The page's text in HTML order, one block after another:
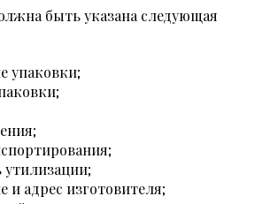
быть указана следующая
упаковки;
и адрес изготовителя;